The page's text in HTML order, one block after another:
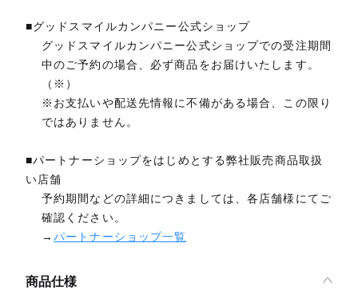
■グッドスマイルカンパニー公式ショップ
グッドスマイルカンパニー公式ショップでの受注期間
中のご予約の場合、必ず商品をお届けいたします。
（※）
※お支払いや配送先情報に不備がある場合、この限り
ではありません。
■パートナーショップをはじめとする弊社販売商品取扱
い店舗
予約期間などの詳細につきましては、各店舗様にてご
確認ください。
→パートナーショップ一覧
商品仕様